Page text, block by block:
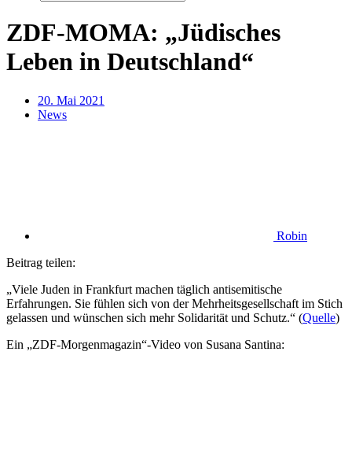
ZDF-MOMA: „Jüdisches
Leben in Deutschland“
20. Mai 2021
News
Robin
Beitrag teilen:
„Viele Juden in Frankfurt machen täglich antisemitische
Erfahrungen. Sie fühlen sich von der Mehrheitsgesellschaft im Stich
gelassen und wünschen sich mehr Solidarität und Schutz.“ (Quelle)
Ein „ZDF-Morgenmagazin“-Video von Susana Santina: